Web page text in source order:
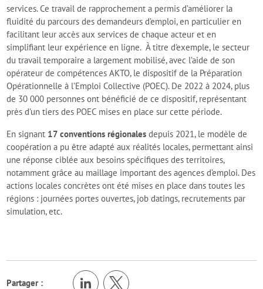
services. Ce travail de rapprochement a permis d’améliorer la
fluidité du parcours des demandeurs d’emploi, en particulier en
facilitant leur accès aux services de chaque acteur et en
simplifiant leur expérience en ligne. À titre d'exemple, le secteur
du travail temporaire a largement mobilisé, avec l’aide de son
opérateur de compétences AKTO, le dispositif de la Préparation
Opérationnelle à l’Emploi Collective (POEC). De 2022 à 2024, plus
de 30 000 personnes ont bénéficié de ce dispositif, représentant
près d’un tiers des POEC mises en place sur cette période.
En signant 17 conventions régionales depuis 2021, le modèle de
coopération a pu être adapté aux réalités locales, permettant ainsi
une réponse ciblée aux besoins spécifiques des territoires,
notamment grâce au maillage important des agences d’emploi. Des
actions locales concrètes ont été mises en place dans toutes les
régions : journées portes ouvertes, job datings, recrutements par
simulation, etc.
Partager :